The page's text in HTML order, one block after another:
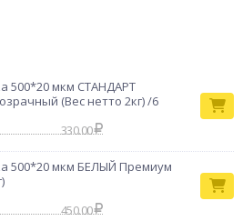
Обладает неоспоримым
скрепление стрейч пленкой
и это возможно благодаря
за счет растяжения и
вернуться в исходное состояние.
высокого давления
упаковки картонных
упаковки на палетах, тюков
500*20 мкм СТАНДАРТ
(Вес нетто 2кг) /6
330.00
500*20 мкм БЕЛЫЙ Премиум
450.00